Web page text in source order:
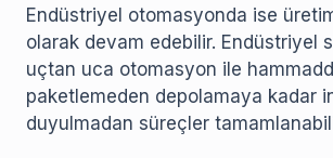
Endüstriyel otomasyonda ise
olarak devam edebilir. Endüstriyel
uçtan uca otomasyon ile
paketlemeden depolamaya kadar
duyulmadan süreçler